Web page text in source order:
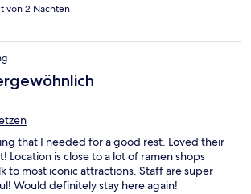
von 2 Nächten
that I needed for a good rest. Loved their
Location is close to a lot of ramen shops
to most iconic attractions. Staff are super
Would definitely stay here again!